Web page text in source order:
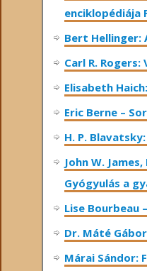
enciklopédiája
Bert Hellinger:
Carl R. Rogers:
Elisabeth
Eric Berne –
H. P.
John W.
Gyógyulás a
Lise Bourbeau
Dr. Máté
Márai Sándor: